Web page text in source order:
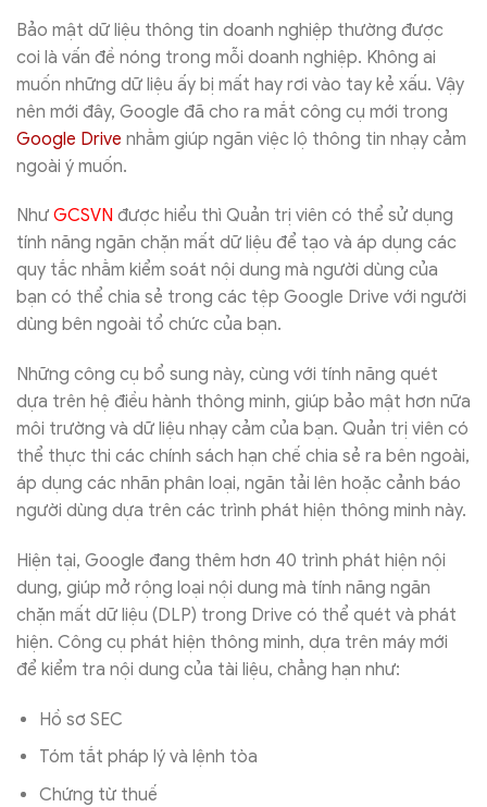
Bảo mật dữ liệu thông tin doanh nghiệp thường được
coi là vấn đề nóng trong mỗi doanh nghiệp. Không ai
muốn những dữ liệu ấy bị mất hay rơi vào tay kẻ xấu. Vậy
nên mới đây, Google đã cho ra mắt công cụ mới trong
Google Drive nhằm giúp ngăn việc lộ thông tin nhạy cảm
ngoài ý muốn.
Như GCSVN được hiểu thì Quản trị viên có thể sử dụng
tính năng ngăn chặn mất dữ liệu để tạo và áp dụng các
quy tắc nhằm kiểm soát nội dung mà người dùng của
bạn có thể chia sẻ trong các tệp Google Drive với người
dùng bên ngoài tổ chức của bạn.
Những công cụ bổ sung này, cùng với tính năng quét
dựa trên hệ điều hành thông minh, giúp bảo mật hơn nữa
môi trường và dữ liệu nhạy cảm của bạn. Quản trị viên có
thể thực thi các chính sách hạn chế chia sẻ ra bên ngoài,
áp dụng các nhãn phân loại, ngăn tải lên hoặc cảnh báo
người dùng dựa trên các trình phát hiện thông minh này.
Hiện tại, Google đang thêm hơn 40 trình phát hiện nội
dung, giúp mở rộng loại nội dung mà tính năng ngăn
chặn mất dữ liệu (DLP) trong Drive có thể quét và phát
hiện. Công cụ phát hiện thông minh, dựa trên máy mới
để kiểm tra nội dung của tài liệu, chẳng hạn như:
Hồ sơ SEC
Tóm tắt pháp lý và lệnh tòa
Chứng từ thuế